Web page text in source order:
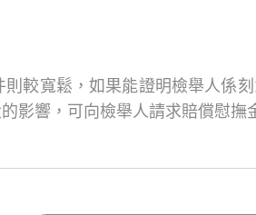
較寬鬆，如果能證明檢舉人係
影響，可向檢舉人請求賠償慰撫